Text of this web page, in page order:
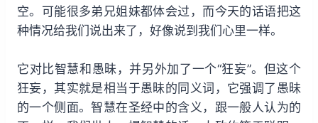
空。可能很多弟兄姐妹都体会过，而今天的话语把这
种情况给我们说出来了，好像说到我们心里一样。
它对比智慧和愚昧，并另外加了一个“狂妄”。但这个
狂妄，其实就是相当于愚昧的同义词，它强调了愚昧
的一个侧面。智慧在圣经中的含义，跟一般人认为的